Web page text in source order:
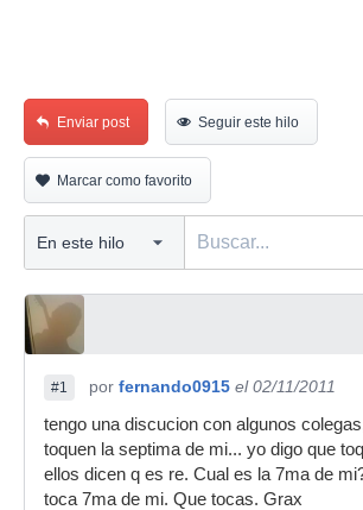
Enviar post Seguir este hilo
Marcar como favorito
#1 por fernando0915 el 02/11/2011
tengo una discucion con algunos
toquen la septima de mi... yo digo que
ellos dicen q es re. Cual es la 7ma de
toca 7ma de mi. Que tocas. Grax